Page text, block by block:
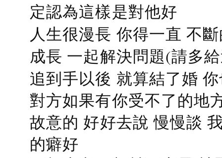
定認為這樣是對他好
人生很漫長 你得一直 不
成長 一起解決問題(請多
追到手以後 就算結了婚
對方如果有你受不了的地
故意的 好好去說 慢慢談
的癖好